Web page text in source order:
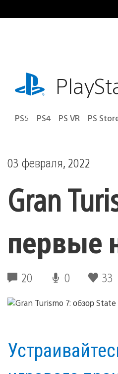
к
playstation.com
PS5 PS4 PS VR PS
03 февраля, 2022
Gran
первые
20 0 33